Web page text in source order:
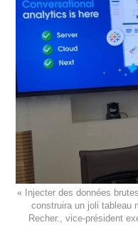
« Injecter des données
construira un joli tableau
Recher., vice-président